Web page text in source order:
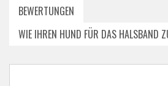
BEWERTUNGEN
WIE IHREN HUND FÜR DAS HALSBAND